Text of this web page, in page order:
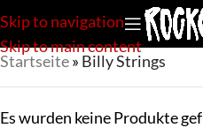
Skip to navigation
Skip to main content
Startseite» Billy Strings
Es wurden keine Produkte